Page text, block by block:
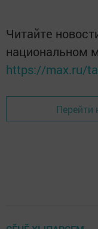
Читайте
национальном
https://max.ru/
Перейти